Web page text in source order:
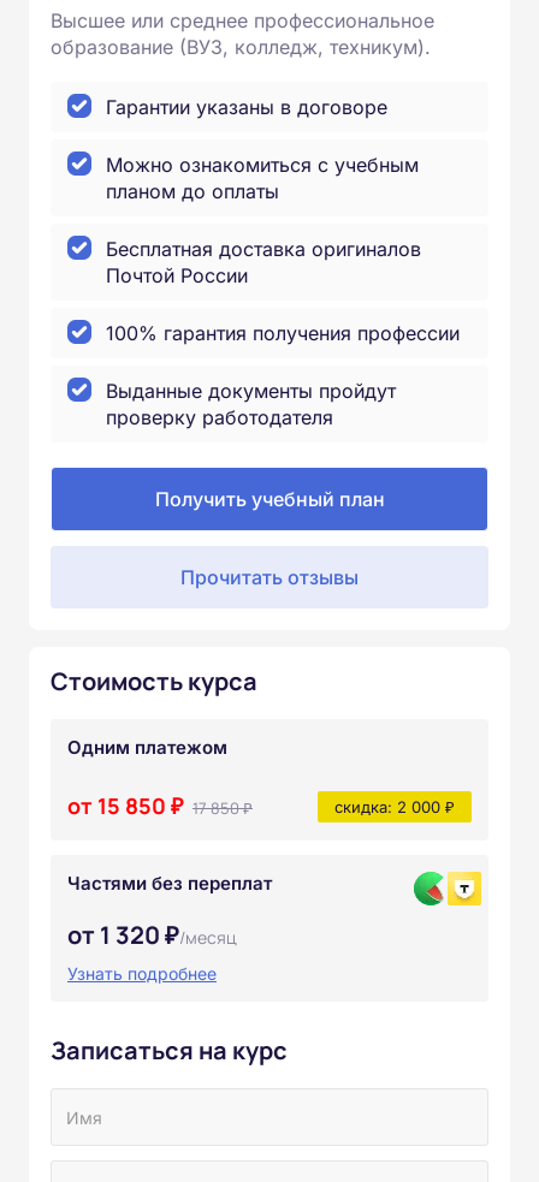
Высшее или среднее профессиональное
образование (ВУЗ, колледж, техникум).
Гарантии указаны в договоре
Можно ознакомиться с учебным
планом до оплаты
Бесплатная доставка оригиналов
Почтой России
100% гарантия получения профессии
Выданные документы пройдут
проверку работодателя
Получить учебный план
Прочитать отзывы
Стоимость курса
Одним платежом
от 15 850 ₽ 17 850 ₽ скидка: 2 000 ₽
Частями без переплат
от 1 320 ₽/месяц
Узнать подробнее
Записаться на курс